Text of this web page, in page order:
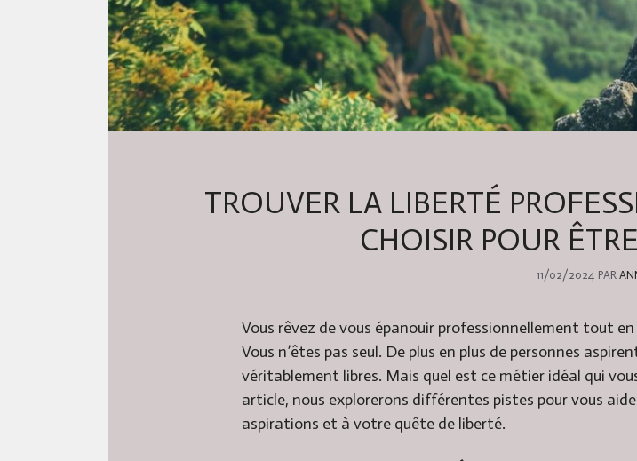
TROUVER LA LIBERTÉ
CHOISIR POUR
11/02/2024 PAR
Vous rêvez de vous épanouir professionnellement tout
Vous n’êtes pas seul. De plus en plus de personnes
véritablement libres. Mais quel est ce métier idéal qui
article, nous explorerons différentes pistes pour vous
aspirations et à votre quête de liberté.